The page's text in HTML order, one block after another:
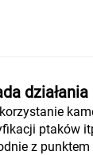
ptaków
z